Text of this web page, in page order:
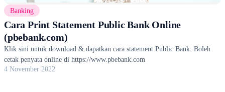
Banking
Cara Print Statement Public Bank Online
(pbebank.com)
Klik sini untuk download & dapatkan cara statement Public Bank. Boleh
cetak penyata online di https://www.pbebank.com
4 November 2022